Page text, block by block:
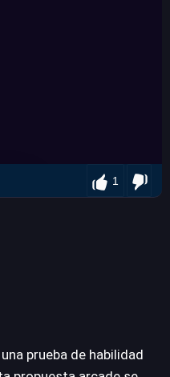
1
prueba de habilidad